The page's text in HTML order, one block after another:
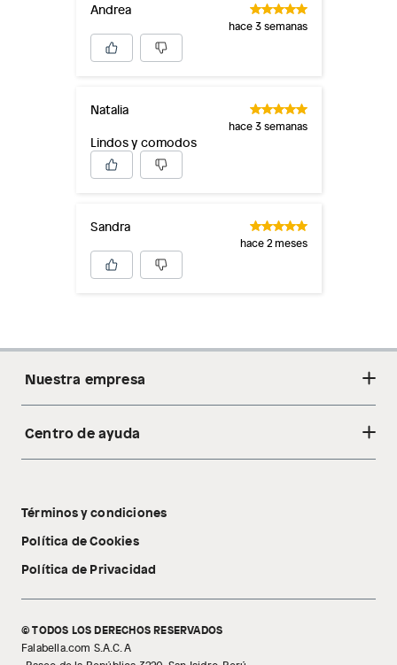
Andrea
hace 3 semanas
Natalia
hace 3 semanas
Lindos y comodos
Sandra
hace 2 meses
Nuestra empresa
Acerca de nosotros
Tecnología Pillow Walk
Centro de ayuda
Libro de reclamaciones
Términos y condiciones
Política de Cookies
Política de Privacidad
© TODOS LOS DERECHOS RESERVADOS
Falabella.com S.A.C. A